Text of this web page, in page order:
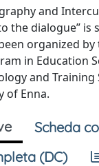
and
the dialogue” is
organized
in Education
and Training
of Enna.
Scheda
(DC)